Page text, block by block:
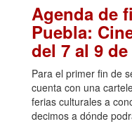
Agenda de
Puebla:
del 7 al 9
Para el primer fin de
cuenta con una
ferias culturales a
decimos a dónde